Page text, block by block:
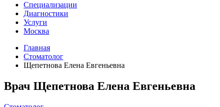
Специализации
Диагностики
Услуги
Москва
Главная
Стоматолог
Щепетнова Елена Евгеньевна
Врач Щепетнова Елена Евгеньевна